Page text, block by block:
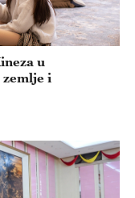
u
i